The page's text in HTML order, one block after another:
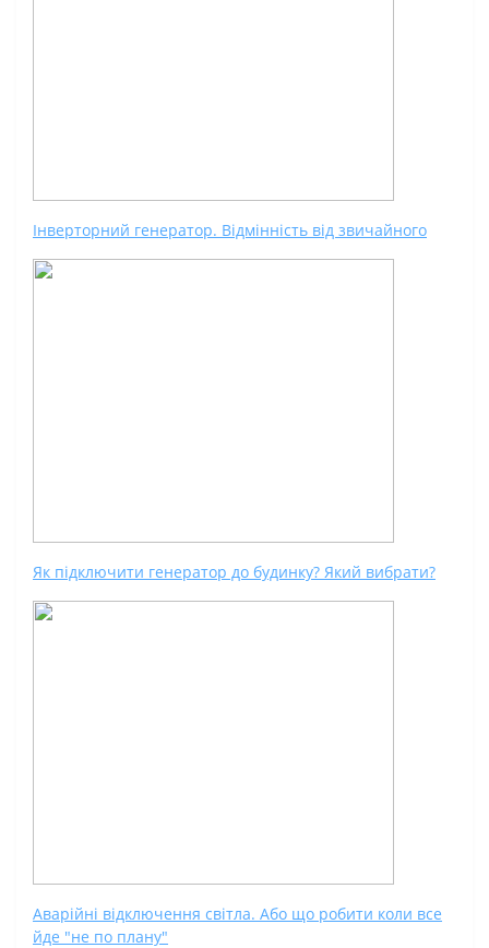
Інверторний генератор. Відмінність від звичайного
Як підключити генератор до будинку? Який вибрати?
Аварійні відключення світла. Або що робити коли все
йде "не по плану"